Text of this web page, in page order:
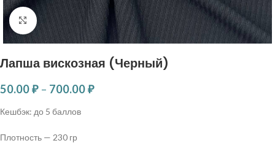
Нажмите, чтобы увеличить
Лапша вискозная (Черный)
50.00₽ – 700.00₽
Кешбэк: до 5 баллов
Плотность — 230 гр